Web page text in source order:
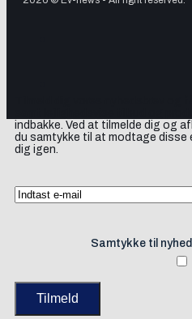
indbakke. Ved at tilmelde dig og
du samtykke til at modtage disse
dig igen.
Samtykke til